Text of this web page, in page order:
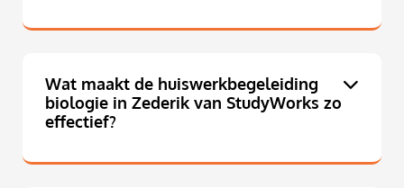
Wat maakt de huiswerkbegeleiding
biologie in Zederik van StudyWorks zo
effectief?